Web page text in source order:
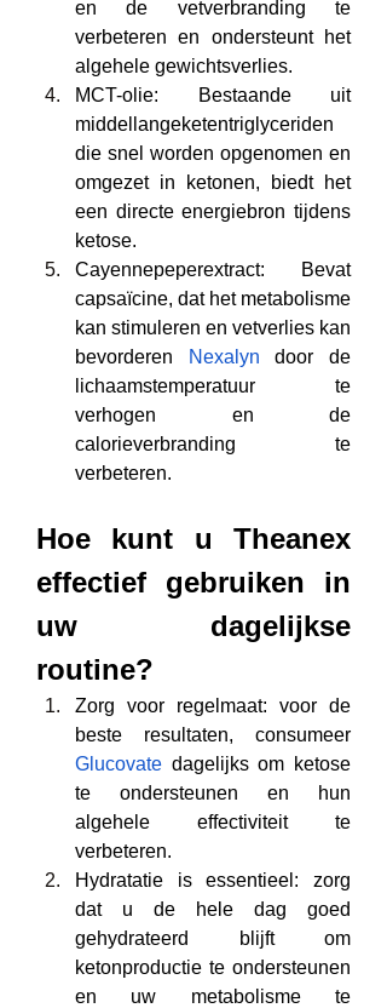
en de vetverbranding te
verbeteren en ondersteunt het
algehele gewichtsverlies.
MCT-olie: Bestaande uit
middellangeketentriglyceriden
die snel worden opgenomen en
omgezet in ketonen, biedt het
een directe energiebron tijdens
ketose.
Cayennepeperextract: Bevat
capsaïcine, dat het metabolisme
kan stimuleren en vetverlies kan
bevorderen
Nexalyn door de
lichaamstemperatuur te
verhogen en de
calorieverbranding te
verbeteren.
Hoe kunt u Theanex
effectief gebruiken in
uw dagelijkse
routine?
Zorg voor regelmaat: voor de
Glucovate dagelijks om ketose
te ondersteunen en hun
algehele effectiviteit te
verbeteren.
Hydratatie is essentieel: zorg
dat u de hele dag goed
gehydrateerd blijft om
ketonproductie te ondersteunen
en uw metabolisme te